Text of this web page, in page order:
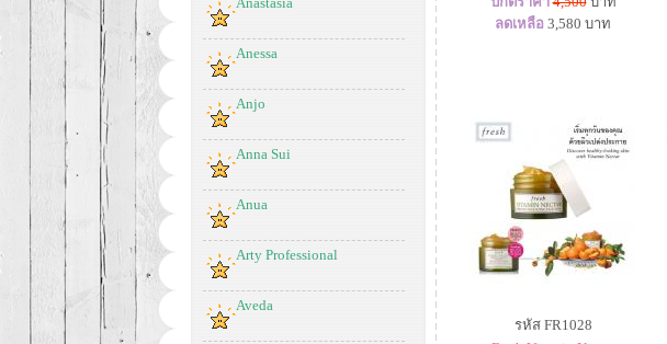
Anessa
Anjo
Anna Sui
Anua
Arty Professional
Aveda
ลดเหลือ 3,580 บาท
รหัส FR1028